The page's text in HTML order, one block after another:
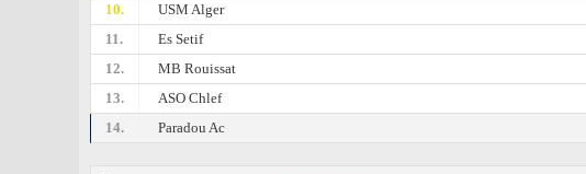
10.
USM Alger
11.
Es Setif
12.
MB Rouissat
13.
ASO Chlef
14.
Paradou Ac